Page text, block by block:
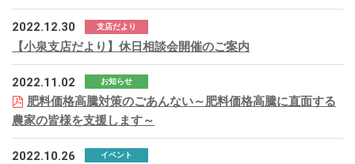
2022.12.30 支店だより
【小泉支店だより】休日相談会開催のご案内
2022.11.02 お知らせ
肥料価格高騰対策のごあんない～肥料価格高騰に直面する
農家の皆様を支援します～
2022.10.26 イベント